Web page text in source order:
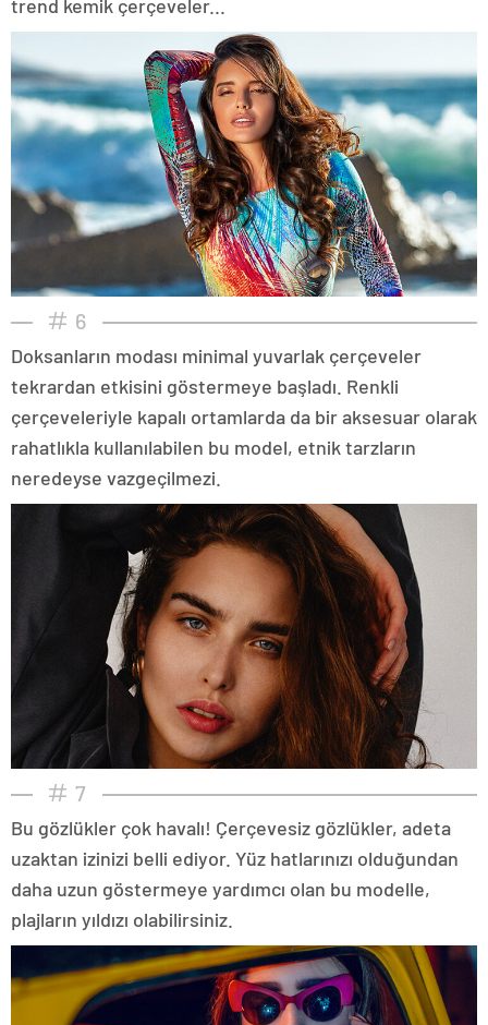
trend kemik çerçeveler...
6
Doksanların modası minimal yuvarlak çerçeveler
tekrardan etkisini göstermeye başladı. Renkli
çerçeveleriyle kapalı ortamlarda da bir aksesuar olarak
rahatlıkla kullanılabilen bu model, etnik tarzların
neredeyse vazgeçilmezi.
7
Bu gözlükler çok havalı! Çerçevesiz gözlükler, adeta
uzaktan izinizi belli ediyor. Yüz hatlarınızı olduğundan
daha uzun göstermeye yardımcı olan bu modelle,
plajların yıldızı olabilirsiniz.